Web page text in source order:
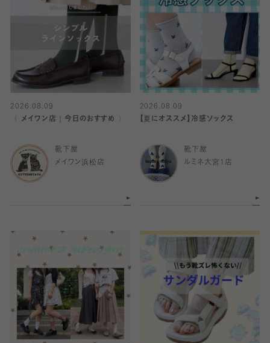
2026.08.09
〈 メイワン店｜今日のおすすめ 〉
靴下屋
メイワン浜松店
2026.08.09
【夏にオススメ】冷感ソックス
靴下屋
ルミネ大宮1店